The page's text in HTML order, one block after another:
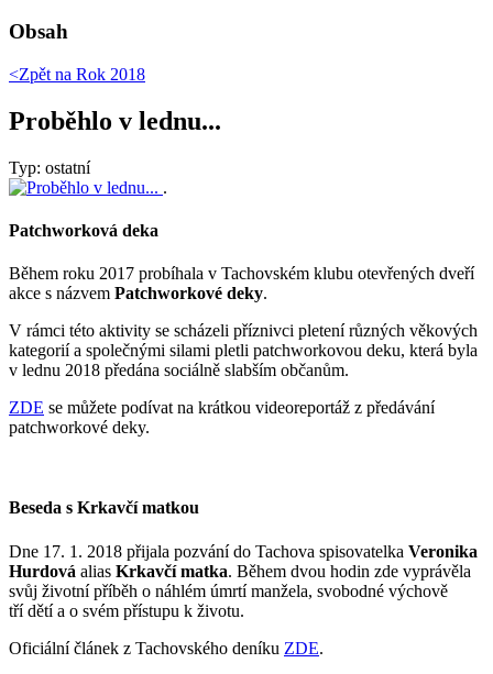
Obsah
<Zpět na Rok 2018
Proběhlo v lednu...
Typ: ostatní
.
Patchworková deka
Během roku 2017 probíhala v Tachovském klubu otevřených dveří
akce s názvem Patchworkové deky.
V rámci této aktivity se scházeli příznivci pletení různých věkových
kategorií a společnými silami pletli patchworkovou deku, která byla
v lednu 2018 předána sociálně slabším občanům.
ZDE se můžete podívat na krátkou videoreportáž z předávání
patchworkové deky.
Beseda s Krkavčí matkou
Dne 17. 1. 2018 přijala pozvání do Tachova spisovatelka Veronika
Hurdová alias Krkavčí matka. Během dvou hodin zde vyprávěla
svůj životní příběh o náhlém úmrtí manžela, svobodné výchově
tří dětí a o svém přístupu k životu.
Oficiální článek z Tachovského deníku ZDE.